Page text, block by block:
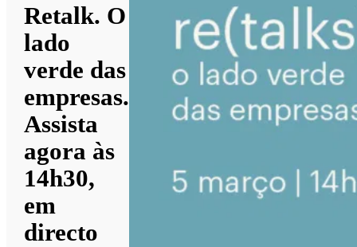
Retalk. O
lado
verde das
empresas.
Assista
agora às
14h30,
em
directo